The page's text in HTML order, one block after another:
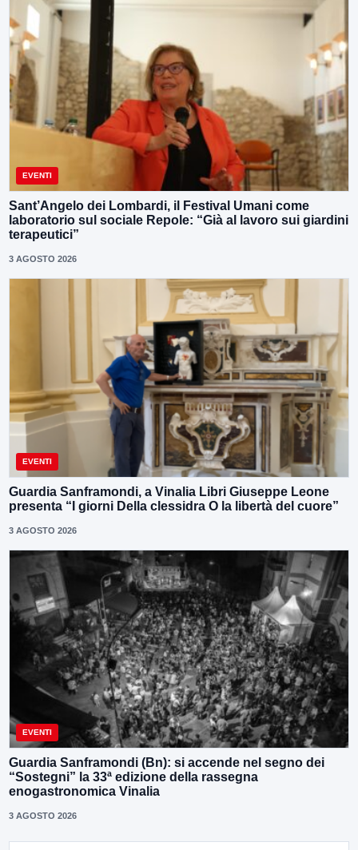
EVENTI
Sant’Angelo dei Lombardi, il Festival Umani come
laboratorio sul sociale Repole: “Già al lavoro sui giardini
terapeutici”
3 AGOSTO 2026
EVENTI
Guardia Sanframondi, a Vinalia Libri Giuseppe Leone
presenta “I giorni Della clessidra O la libertà del cuore”
3 AGOSTO 2026
EVENTI
Guardia Sanframondi (Bn): si accende nel segno dei
“Sostegni” la 33ª edizione della rassegna
enogastronomica Vinalia
3 AGOSTO 2026